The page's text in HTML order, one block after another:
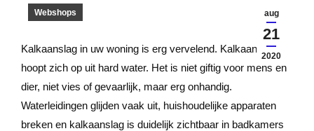
aug
21
2020
Webshops
Kalkaanslag in uw woning is erg vervelend. Kalkaanslag
hoopt zich op uit hard water. Het is niet giftig voor mens en
dier, niet vies of gevaarlijk, maar erg onhandig.
Waterleidingen glijden vaak uit, huishoudelijke apparaten
breken en kalkaanslag is duidelijk zichtbaar in badkamers